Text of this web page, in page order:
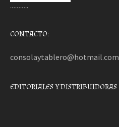
………..
CONTACTO:
consolaytablero@hotmail.com
EDITORIALES Y DISTRIBUIDORAS